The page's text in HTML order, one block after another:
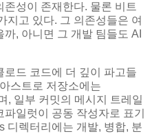
성이 존재한다. 물론 비트
지고 있다. 그 의존성들은 여
, 아니면 그 개발 팀들도 AI
로드 코드에 더 깊이 파고들
스트로 저장소에는
, 일부 커밋의 메시지 트레일
일럿이 공동 작성자로 표기
디렉터리에는 개발, 병합, 분